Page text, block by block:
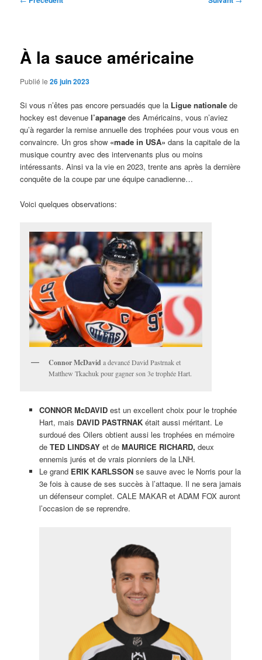
À la sauce américaine
Publié le26 juin 2023
Si vous n’êtes pas encore persuadés que la Ligue nationale de
hockey est devenuel’apanage des Américains, vous n’aviez
qu’à regarder la remise annuelle des trophées pour vous vous en
convaincre. Un gros show «made in USA» dans la capitale de la
musique country avec des intervenants plus ou moins
intéressants. Ainsi va la vie en 2023, trente ans après la dernière
conquête de la coupe par une équipe canadienne…
Voici quelques observations:
Connor McDavid a devancé David Pastrnak et
Matthew Tkachuk pour gagner son 3e trophée Hart.
CONNOR McDAVIDest un excellent choix pour le trophée
Hart, mais DAVID PASTRNAKétait aussi méritant. Le
surdoué des Oilers obtient aussi les trophées en mémoire
de TED LINDSAYet de MAURICE RICHARD, deux
ennemis jurés et de vrais pionniers de la LNH.
Le grand ERIK KARLSSONse sauve avec le Norris pour la
3e fois à cause de ses succès à l’attaque. Il ne sera jamais
un défenseur complet. CALE MAKAR et ADAM FOX auront
l’occasion de se reprendre.